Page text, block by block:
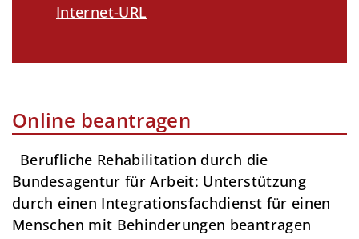
Internet-URL
Online beantragen
Berufliche Rehabilitation durch die
Bundesagentur für Arbeit: Unterstützung
durch einen Integrationsfachdienst für einen
Menschen mit Behinderungen beantragen